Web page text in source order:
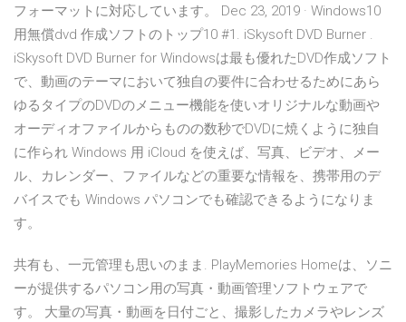
フォーマットに対応しています。 Dec 23, 2019 · Windows10
用無償dvd 作成ソフトのトップ10 #1. iSkysoft DVD Burner .
iSkysoft DVD Burner for Windowsは最も優れたDVD作成ソフト
で、動画のテーマにおいて独自の要件に合わせるためにあら
ゆるタイプのDVDのメニュー機能を使いオリジナルな動画や
オーディオファイルからものの数秒でDVDに焼くように独自
に作られ Windows 用 iCloud を使えば、写真、ビデオ、メー
ル、カレンダー、ファイルなどの重要な情報を、携帯用のデ
バイスでも Windows パソコンでも確認できるようになりま
す。
共有も、一元管理も思いのまま. PlayMemories Homeは、ソニ
ーが提供するパソコン用の写真・動画管理ソフトウェアで
す。 大量の写真・動画を日付ごと、撮影したカメラやレンズ